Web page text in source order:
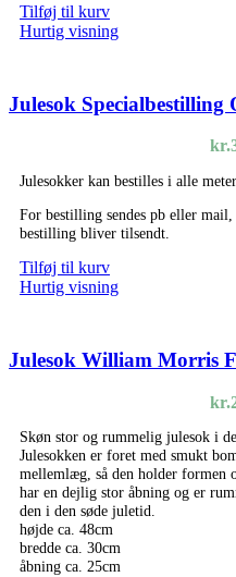
Tilføj til kurv
Hurtig visning
Julesok
kr.
Julesokker kan bestilles i alle
For bestilling sendes pb eller
bestilling bliver tilsendt.
Tilføj til kurv
Hurtig visning
Julesok William Morris
kr.
Skøn stor og rummelig julesok i
Julesokken er foret med smukt
mellemlæg, så den holder formen
har en dejlig stor åbning og er
den i den søde juletid.
højde ca. 48cm
bredde ca. 30cm
åbning ca. 25cm